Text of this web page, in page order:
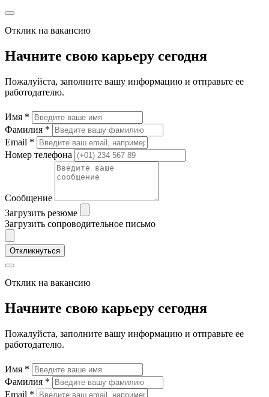
Отклик на вакансию
Начните свою карьеру сегодня
Пожалуйста, заполните вашу информацию и отправьте ее
работодателю.
Имя *
Фамилия *
Email *
Номер телефона
Сообщение
Загрузить резюме
Загрузить сопроводительное письмо
Откликнуться
Отклик на вакансию
Начните свою карьеру сегодня
Пожалуйста, заполните вашу информацию и отправьте ее
работодателю.
Имя *
Фамилия *
Email *